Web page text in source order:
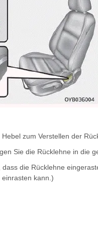
zum Verstellen der
Sie die Rücklehne in die
die Rücklehne
kann.)